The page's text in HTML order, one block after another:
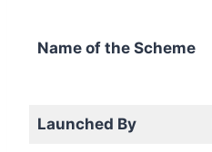
Name of the Scheme
Launched By